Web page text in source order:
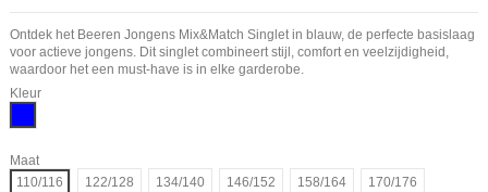
Ontdek het Beeren Jongens Mix&Match Singlet in blauw, de perfecte basislaag
voor actieve jongens. Dit singlet combineert stijl, comfort en veelzijdigheid,
waardoor het een must-have is in elke garderobe.
Kleur
Maat
110/116
122/128 134/140 146/152 158/164 170/176